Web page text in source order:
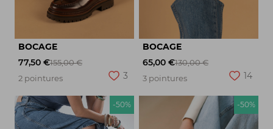
BOCAGE
77,50 €155,00 €
2 pointures
3
BOCAGE
65,00 €130,00 €
3 pointures
14
-50% -50%